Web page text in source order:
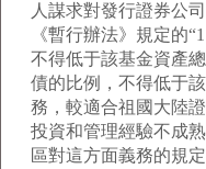
人謀求對發行證券公
《暫行辦法》規定的
不得低于該基金資產
債的比例，不得低于
務，較適合祖國大陸
投資和管理經驗不成
區對這方面義務的規